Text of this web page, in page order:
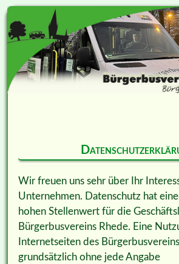
Wir freuen uns sehr über Ihr
Unternehmen. Datenschutz hat
hohen Stellenwert für die
Bürgerbusvereins Rhede. Eine
Internetseiten des
grundsätzlich ohne jede Angabe